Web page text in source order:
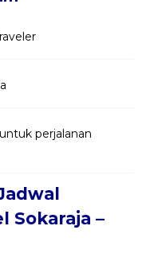
perjalanan
Sokaraja –